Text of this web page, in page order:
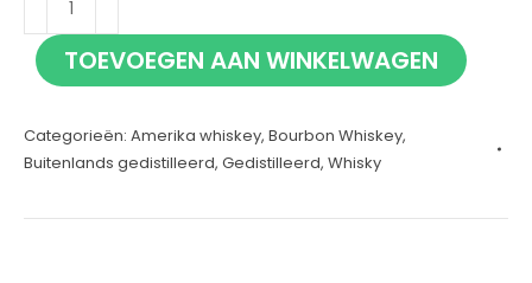
Beam
Double
70cl
aantal
TOEVOEGEN AAN WINKELWAGEN
Categorieën: Amerika whiskey, Bourbon Whiskey,
Buitenlands gedistilleerd, Gedistilleerd, Whisky